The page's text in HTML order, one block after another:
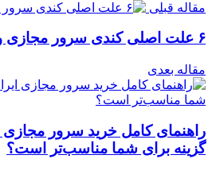
مقاله قبلی
۶ علت اصلی کندی سرور مجازی و راهکار رفع آن‌ها
مقاله بعدی
راهنمای کامل خرید سرور مجازی
گزینه برای شما مناسب‌تر است؟